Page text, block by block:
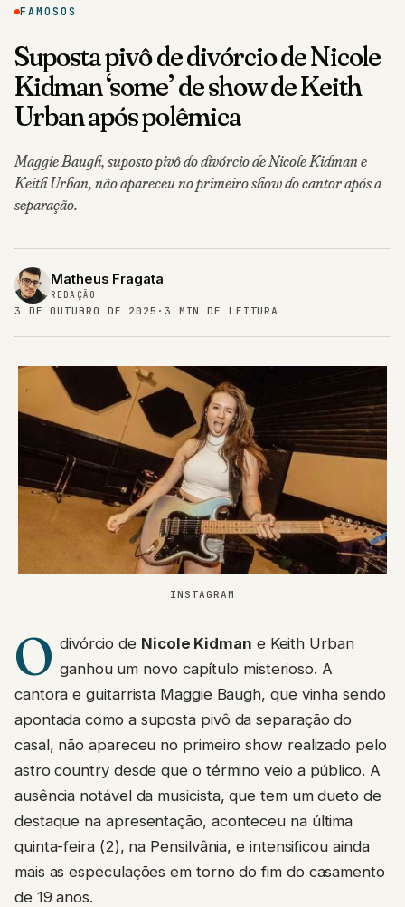
FAMOSOS
Suposta pivô de divórcio de Nicole
Kidman ‘some’ de show de Keith
Urban após polêmica
Maggie Baugh, suposto pivô do divórcio de Nicole Kidman e
Keith Urban, não apareceu no primeiro show do cantor após a
separação.
Matheus Fragata
REDAÇÃO
3 DE OUTUBRO DE 2025 · 3 MIN DE LEITURA
INSTAGRAM
O divórcio de Nicole Kidman e Keith Urban
ganhou um novo capítulo misterioso. A
cantora e guitarrista Maggie Baugh, que vinha sendo
apontada como a suposta pivô da separação do
casal, não apareceu no primeiro show realizado pelo
astro country desde que o término veio a público. A
ausência notável da musicista, que tem um dueto de
destaque na apresentação, aconteceu na última
quinta-feira (2), na Pensilvânia, e intensificou ainda
mais as especulações em torno do fim do casamento
de 19 anos.